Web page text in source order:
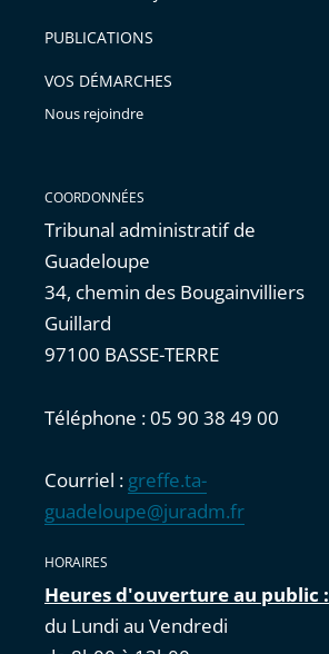
avant
PUBLICATIONS
VOS DÉMARCHES
Nous rejoindre
COORDONNÉES
Tribunal administratif de
Guadeloupe
34, chemin des Bougainvilliers
Guillard
97100 BASSE-TERRE
Téléphone : 05 90 38 49 00
Courriel : greffe.ta-
guadeloupe@juradm.fr
HORAIRES
Heures d'ouverture au public :
du Lundi au Vendredi